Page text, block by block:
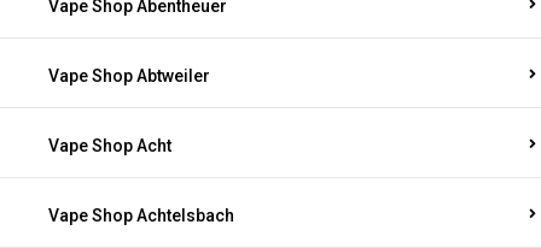
Vape Shop Abentheuer
Vape Shop Abtweiler
Vape Shop Acht
Vape Shop Achtelsbach